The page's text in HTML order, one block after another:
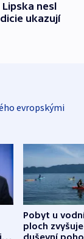
nesl
ukazují
evropskými
Pobyt u
ploch zvyšuje
duševní